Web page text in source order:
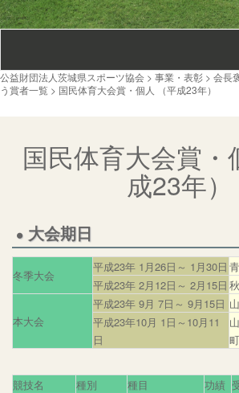
公益財団法人茨城県スポーツ協会 > 事業・表彰 > 会長
う賞者一覧 > 国民体育大会賞・個人 （平成23年）
国民体育大会賞・
成23年）
大会期日
冬季大会
平成23年 1月26日～ 1月30日
平成23年 2月12日～ 2月15日
本大会
平成23年 9月 7日～ 9月15日
平成23年10月 1日～10月11
日
町
競技名 種別 種目 功績